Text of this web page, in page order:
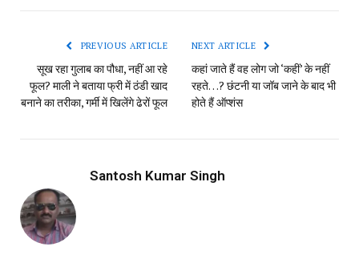
PREVIOUS ARTICLE
सूख रहा गुलाब का पौधा, नहीं आ रहे
फूल? माली ने बताया फ्री में ठंडी खाद
बनाने का तरीका, गर्मी में खिलेंगे ढेरों फूल
NEXT ARTICLE
कहां जाते हैं वह लोग जो ‘कहीं’ के नहीं
रहते…? छंटनी या जॉब जाने के बाद भी
होते हैं ऑप्शंस
Santosh Kumar Singh